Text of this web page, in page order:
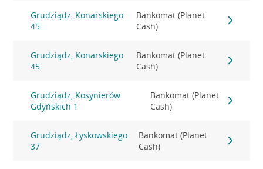
Grudziądz, Konarskiego
45
Bankomat (Planet
Cash)
Grudziądz, Konarskiego
45
Bankomat (Planet
Cash)
Grudziądz, Kosynierów
Gdyńskich 1
Bankomat (Planet
Cash)
Grudziądz, Łyskowskiego
37
Bankomat (Planet
Cash)